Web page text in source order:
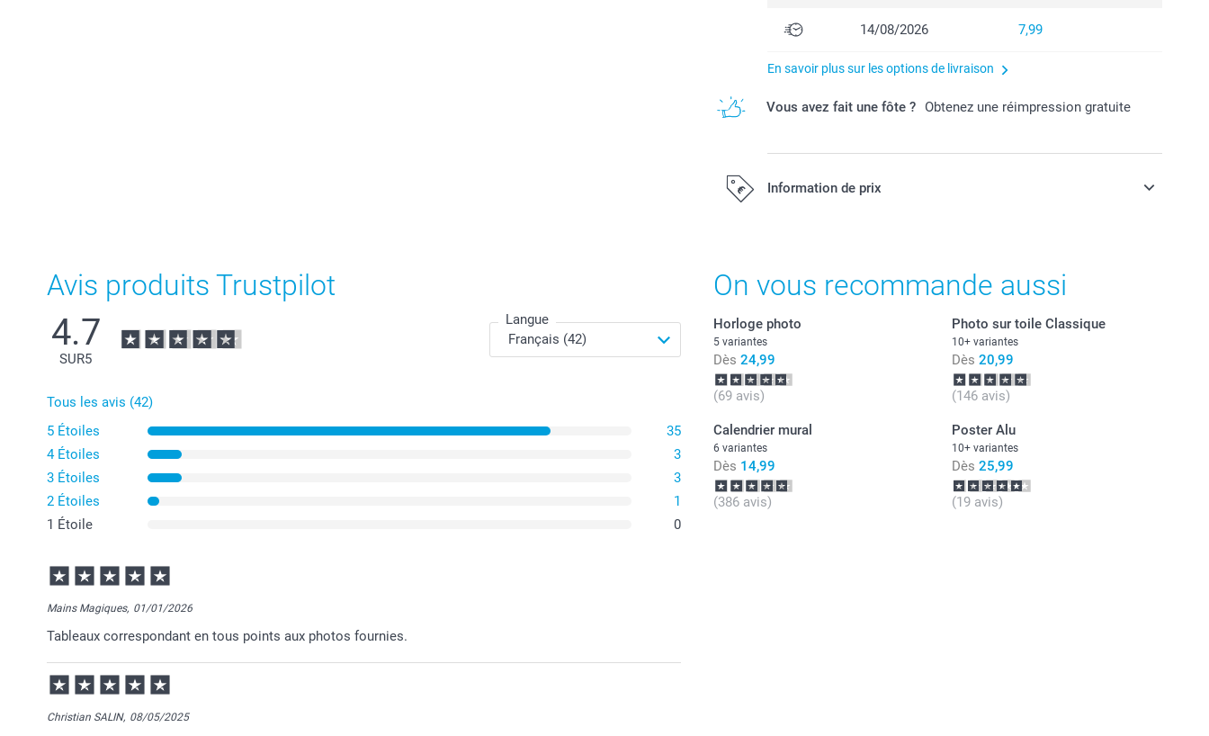
14/08/2026 7,99
En savoir plus sur les options de livraison
Vous avez fait une fôte ? Obtenez une réimpression gratuite
Information de prix
Avis produits Trustpilot
4.7
SUR5
Langue
Tous les avis (42)
5 Étoiles
35
4 Étoiles
3
3 Étoiles
3
2 Étoiles
1
1 Étoile
0
Mains Magiques, 01/01/2026
Tableaux correspondant en tous points aux photos fournies.
Christian SALIN, 08/05/2025
On vous recommande aussi
Horloge photo
5 variantes
Dès 24,99
(69 avis)
Photo sur toile Classique
10+ variantes
Dès 20,99
(146 avis)
Calendrier mural
6 variantes
Dès 14,99
(386 avis)
Poster Alu
10+ variantes
Dès 25,99
(19 avis)